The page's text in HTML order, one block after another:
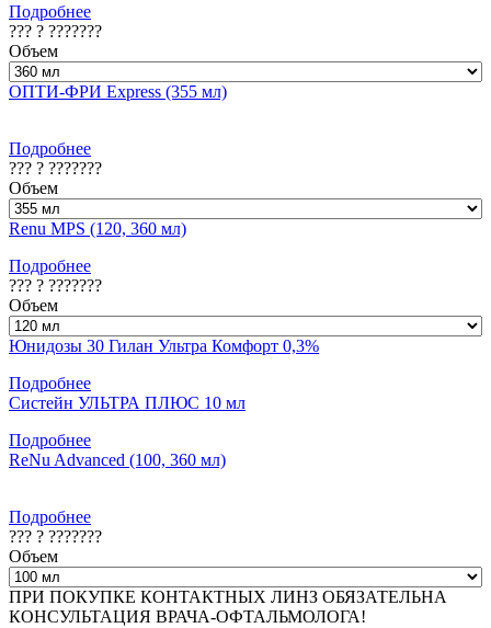
Подробнее
??? ? ???????
Объем
ОПТИ-ФРИ Express (355 мл)
Подробнее
??? ? ???????
Объем
Renu MPS (120, 360 мл)
Подробнее
??? ? ???????
Объем
Юнидозы 30 Гилан Ультра Комфорт 0,3%
Подробнее
Систейн УЛЬТРА ПЛЮС 10 мл
Подробнее
ReNu Advanced (100, 360 мл)
Подробнее
??? ? ???????
Объем
ПРИ ПОКУПКЕ КОНТАКТНЫХ ЛИНЗ ОБЯЗАТЕЛЬНА
КОНСУЛЬТАЦИЯ ВРАЧА-ОФТАЛЬМОЛОГА!